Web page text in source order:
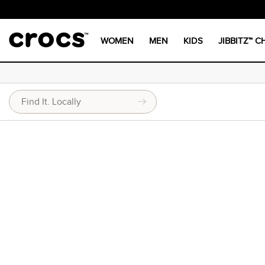
WOMEN MEN KIDS JIBBITZ™